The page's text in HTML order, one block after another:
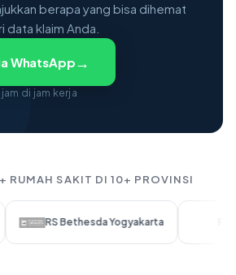
berapa yang bisa dihemat
data klaim Anda.
WhatsApp→
jam di jam kerja
RUMAH SAKIT DI 10+ PROVINSI
RS Bethesda Yogyakarta